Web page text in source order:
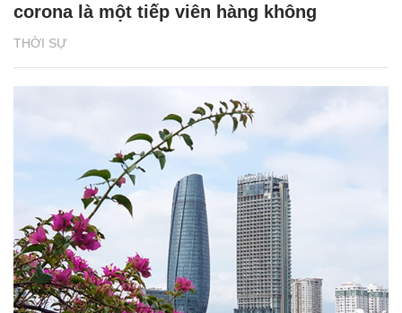
THỜI SỰ
corona là một tiếp viên hàng không